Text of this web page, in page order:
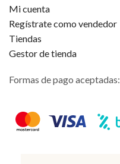
Mi cuenta
Regístrate como vendedor
Tiendas
Gestor de tienda
Formas de pago aceptadas: